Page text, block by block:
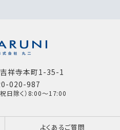
祥寺本町1-35-1
020-987
祝日除く）8:00～17:00
よくあるご質問